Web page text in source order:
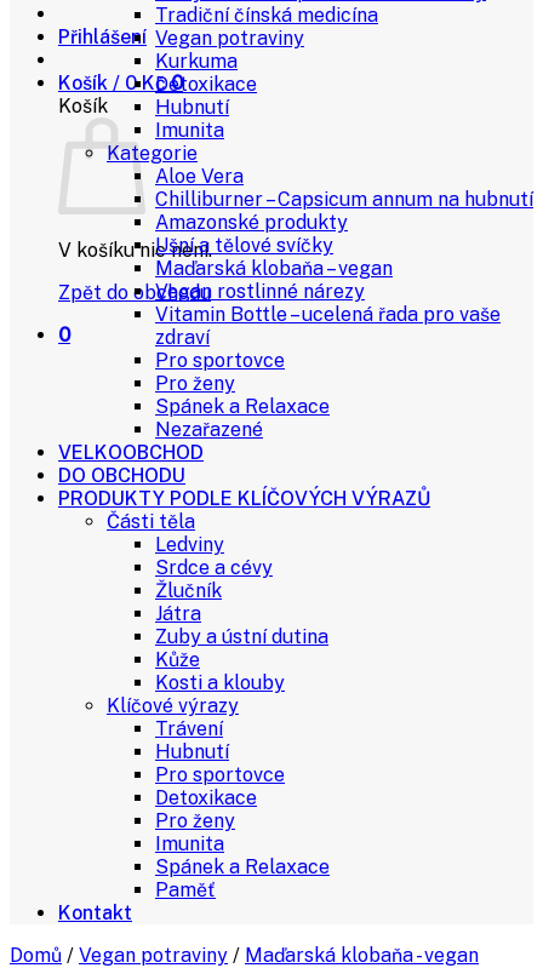
Přihlášení
Košík / 0Kč 0
Košík
V košíku nic není.
Zpět do obchodu
0
Tradiční čínská medicína
Vegan potraviny
Kurkuma
Detoxikace
Hubnutí
Imunita
Kategorie
Aloe Vera
Chilliburner – Capsicum annum na hubnutí
Amazonské produkty
Ušní a tělové svíčky
Maďarská klobaňa – vegan
Vegan rostlinné nárezy
Vitamin Bottle – ucelená řada pro vaše
zdraví
Pro sportovce
Pro ženy
Spánek a Relaxace
Nezařazené
VELKOOBCHOD
DO OBCHODU
PRODUKTY PODLE KLÍČOVÝCH VÝRAZŮ
Části těla
Ledviny
Srdce a cévy
Žlučník
Játra
Zuby a ústní dutina
Kůže
Kosti a klouby
Klíčové výrazy
Trávení
Hubnutí
Pro sportovce
Detoxikace
Pro ženy
Imunita
Spánek a Relaxace
Paměť
Kontakt
Domů / Vegan potraviny / Maďarská klobaňa - vegan